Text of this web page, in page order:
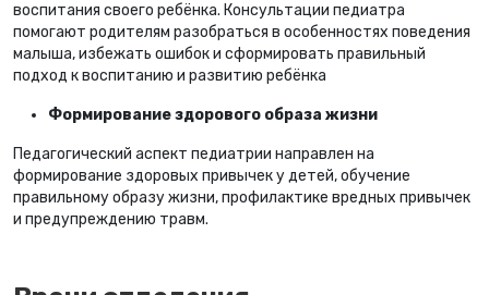
воспитания своего ребёнка. Консультации педиатра
помогают родителям разобраться в особенностях поведения
малыша, избежать ошибок и сформировать правильный
подход к воспитанию и развитию ребёнка
Формирование здорового образа жизни
Педагогический аспект педиатрии направлен на
формирование здоровых привычек у детей, обучение
правильному образу жизни, профилактике вредных привычек
и предупреждению травм.